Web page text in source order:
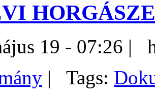
19 - 07:26 |
| Tags: